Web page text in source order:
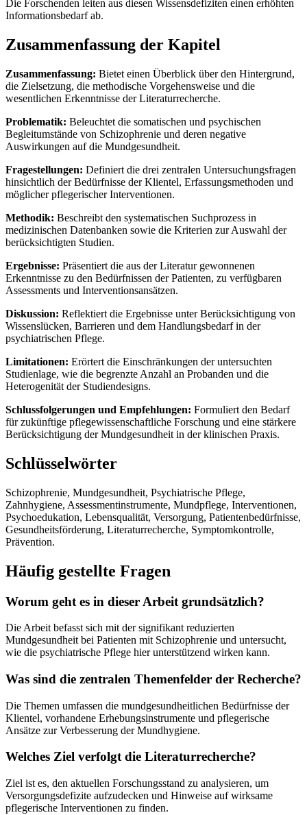
Die Forschenden leiten aus diesen Wissensdefiziten einen erhöhten
Informationsbedarf ab.
Zusammenfassung der Kapitel
Zusammenfassung: Bietet einen Überblick über den Hintergrund,
die Zielsetzung, die methodische Vorgehensweise und die
wesentlichen Erkenntnisse der Literaturrecherche.
Problematik: Beleuchtet die somatischen und psychischen
Begleitumstände von Schizophrenie und deren negative
Auswirkungen auf die Mundgesundheit.
Fragestellungen: Definiert die drei zentralen Untersuchungsfragen
hinsichtlich der Bedürfnisse der Klientel, Erfassungsmethoden und
möglicher pflegerischer Interventionen.
Methodik: Beschreibt den systematischen Suchprozess in
medizinischen Datenbanken sowie die Kriterien zur Auswahl der
berücksichtigten Studien.
Ergebnisse: Präsentiert die aus der Literatur gewonnenen
Erkenntnisse zu den Bedürfnissen der Patienten, zu verfügbaren
Assessments und Interventionsansätzen.
Diskussion: Reflektiert die Ergebnisse unter Berücksichtigung von
Wissenslücken, Barrieren und dem Handlungsbedarf in der
psychiatrischen Pflege.
Limitationen: Erörtert die Einschränkungen der untersuchten
Studienlage, wie die begrenzte Anzahl an Probanden und die
Heterogenität der Studiendesigns.
Schlussfolgerungen und Empfehlungen: Formuliert den Bedarf
für zukünftige pflegewissenschaftliche Forschung und eine stärkere
Berücksichtigung der Mundgesundheit in der klinischen Praxis.
Schlüsselwörter
Schizophrenie, Mundgesundheit, Psychiatrische Pflege,
Zahnhygiene, Assessmentinstrumente, Mundpflege, Interventionen,
Psychoedukation, Lebensqualität, Versorgung, Patientenbedürfnisse,
Gesundheitsförderung, Literaturrecherche, Symptomkontrolle,
Prävention.
Häufig gestellte Fragen
Worum geht es in dieser Arbeit grundsätzlich?
Die Arbeit befasst sich mit der signifikant reduzierten
Mundgesundheit bei Patienten mit Schizophrenie und untersucht,
wie die psychiatrische Pflege hier unterstützend wirken kann.
Was sind die zentralen Themenfelder der Recherche?
Die Themen umfassen die mundgesundheitlichen Bedürfnisse der
Klientel, vorhandene Erhebungsinstrumente und pflegerische
Ansätze zur Verbesserung der Mundhygiene.
Welches Ziel verfolgt die Literaturrecherche?
Ziel ist es, den aktuellen Forschungsstand zu analysieren, um
Versorgungsdefizite aufzudecken und Hinweise auf wirksame
pflegerische Interventionen zu finden.